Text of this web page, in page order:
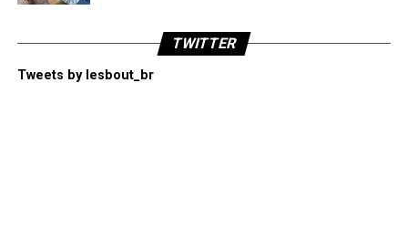
TWITTER
Tweets by lesbout_br